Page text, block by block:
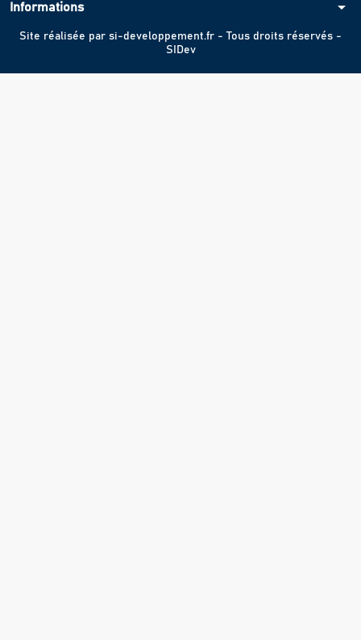
Informations arrow_drop_down
Site réalisée par si-developpement.fr - Tous droits réservés -
SIDev